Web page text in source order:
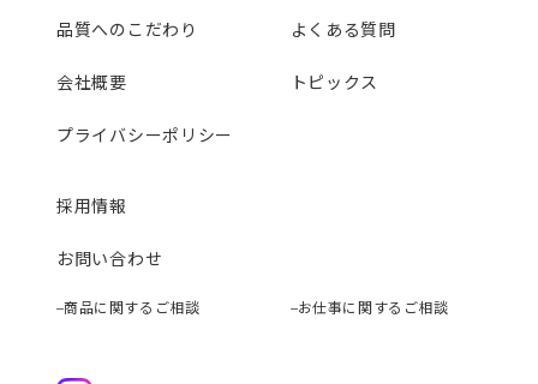
品質へのこだわり よくある質問
会社概要 トピックス
プライバシーポリシー
採用情報
お問い合わせ
商品に関するご相談 お仕事に関するご相談